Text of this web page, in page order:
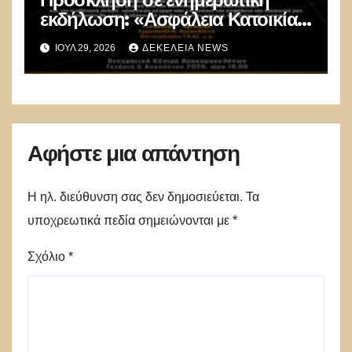
εκδήλωση: «Ασφάλεια Κατοικίας
πριν τις Διακοπές»
ΙΟΎΛ 29, 2026 ΔΕΚΈΛΕΙΑ NEWS
Αφήστε μια απάντηση
Η ηλ. διεύθυνση σας δεν δημοσιεύεται. Τα
υποχρεωτικά πεδία σημειώνονται με *
Σχόλιο *